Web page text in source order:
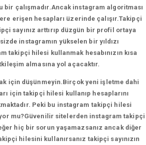
bir çalışmadır.Ancak instagram algoritması
erişen hesapları üzerinde çalışır.Takipçi
sayınız arttırıp düzgün bir profil ortaya
instagramın yükselen bir yıldızı
takipçi hilesi kullanmak hesabınızın kısa
almasına yol açacaktır.
için düşünmeyin.Birçok yeni işletme dahi
için takipçi hilesi kullanıp hesaplarını
Peki bu instagram takipçi hilesi
mu?Güvenilir sitelerden instagram takipçi
hiç bir sorun yaşamazsanız ancak diğer
hilesini kullanırsanız takipçi sayınızın